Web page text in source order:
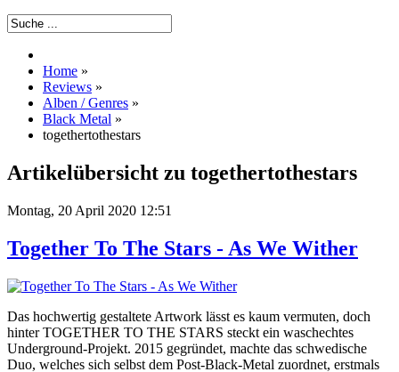
Home »
Reviews »
Alben / Genres »
Black Metal »
togethertothestars
Artikelübersicht zu togethertothestars
Montag, 20 April 2020 12:51
Together To The Stars - As We Wither
Das hochwertig gestaltete Artwork lässt es kaum vermuten, doch
hinter TOGETHER TO THE STARS steckt ein waschechtes
Underground-Projekt. 2015 gegründet, machte das schwedische
Duo, welches sich selbst dem Post-Black-Metal zuordnet, erstmals